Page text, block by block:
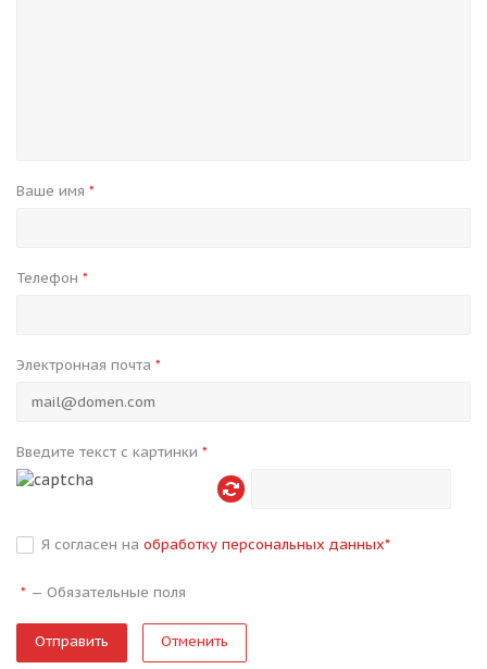
Ваше имя *
Телефон *
Электронная почта *
Введите текст с картинки *
Я согласен на обработку персональных данных*
* — Обязательные поля
Отменить